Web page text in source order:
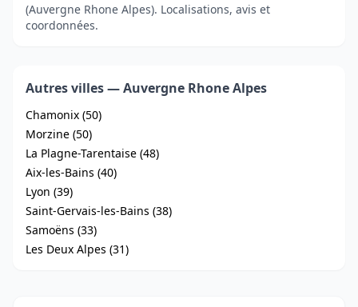
(Auvergne Rhone Alpes). Localisations, avis et
coordonnées.
Autres villes — Auvergne Rhone Alpes
Chamonix (50)
Morzine (50)
La Plagne-Tarentaise (48)
Aix-les-Bains (40)
Lyon (39)
Saint-Gervais-les-Bains (38)
Samoëns (33)
Les Deux Alpes (31)